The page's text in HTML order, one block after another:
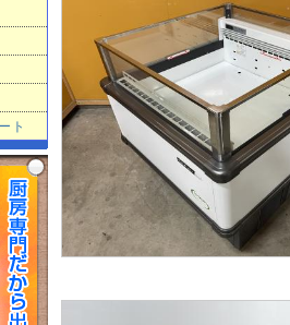
ト